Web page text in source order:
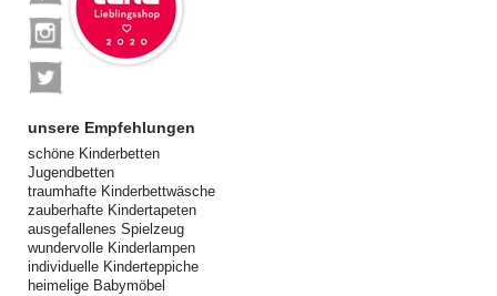
unsere Empfehlungen
schöne Kinderbetten
Jugendbetten
traumhafte Kinderbettwäsche
zauberhafte Kindertapeten
ausgefallenes Spielzeug
wundervolle Kinderlampen
individuelle Kinderteppiche
heimelige Babymöbel